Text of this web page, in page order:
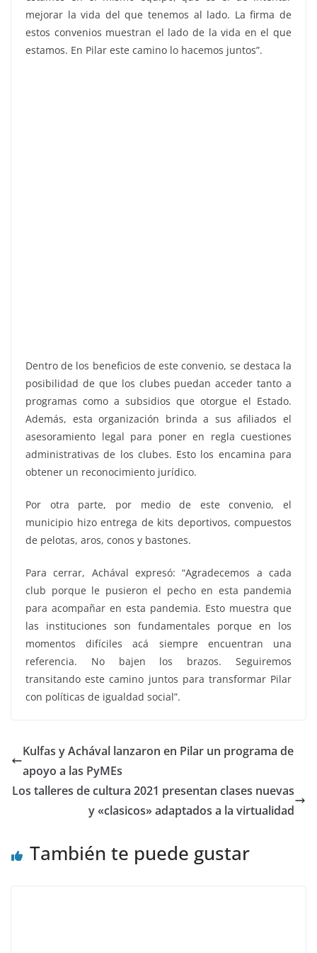
mejorar la vida del que tenemos al lado. La firma de
estos convenios muestran el lado de la vida en el que
estamos. En Pilar este camino lo hacemos juntos”.
Dentro de los beneficios de este convenio, se destaca la
posibilidad de que los clubes puedan acceder tanto a
programas como a subsidios que otorgue el Estado.
Además, esta organización brinda a sus afiliados el
asesoramiento legal para poner en regla cuestiones
administrativas de los clubes. Esto los encamina para
obtener un reconocimiento jurídico.
Por otra parte, por medio de este convenio, el
municipio hizo entrega de kits deportivos, compuestos
de pelotas, aros, conos y bastones.
Para cerrar, Achával expresó: “Agradecemos a cada
club porque le pusieron el pecho en esta pandemia
para acompañar en esta pandemia. Esto muestra que
las instituciones son fundamentales porque en los
momentos difíciles acá siempre encuentran una
referencia. No bajen los brazos. Seguiremos
transitando este camino juntos para transformar Pilar
con políticas de igualdad social”.
Kulfas y Achával lanzaron en Pilar un programa de
apoyo a las PyMEs
Los talleres de cultura 2021 presentan clases nuevas
y «clasicos» adaptados a la virtualidad
También te puede gustar